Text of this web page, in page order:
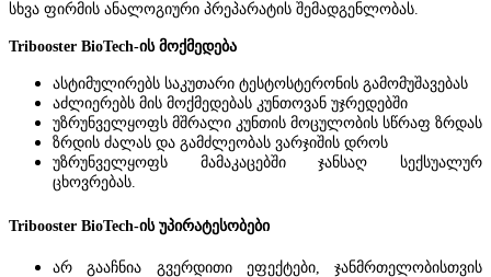
სხვა ფირმის ანალოგიური პრეპარატის შემადგენლობას.
Tribooster BioTech-ის მოქმედება
ასტიმულირებს საკუთარი ტესტოსტერონის გამომუშავებას
აძლიერებს მის მოქმედებას კუნთოვან უჯრედებში
უზრუნველყოფს მშრალი კუნთის მოცულობის სწრაფ ზრდას
ზრდის ძალას და გამძლეობას ვარჯიშის დროს
უზრუნველყოფს მამაკაცებში ჯანსაღ სექსუალურ
ცხოვრებას.
Tribooster BioTech-ის უპირატესობები
არ გააჩნია გვერდითი ეფექტები, ჯანმრთელობისთვის